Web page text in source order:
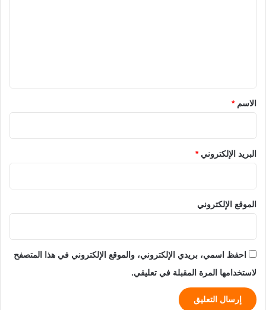
*الاسم*
البريد الإلكتروني*
الموقع الإلكتروني
احفظ اسمي، بريدي الإلكتروني، والموقع الإلكتروني في هذا المتصفح
لاستخدامها المرة المقبلة في تعليقي.